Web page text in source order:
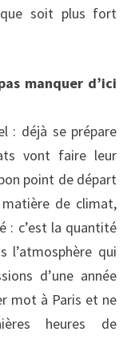
soit plus fort
manquer d’ici
: déjà se prépare
vont faire leur
point de départ
de climat,
: c’est la quantité
l’atmosphère qui
d’une année
mot à Paris et ne
heures de